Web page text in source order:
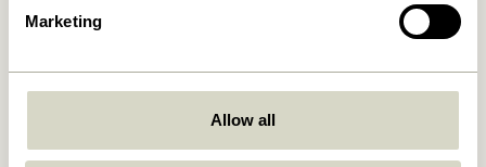
Marketing
Allow all